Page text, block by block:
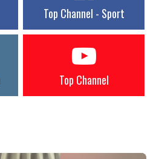
Top Channel - Sport
Top Channel